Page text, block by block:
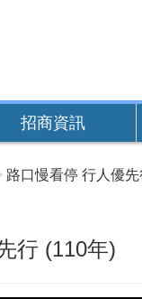
招商資訊
路口慢看停 行人優
行 (110年)